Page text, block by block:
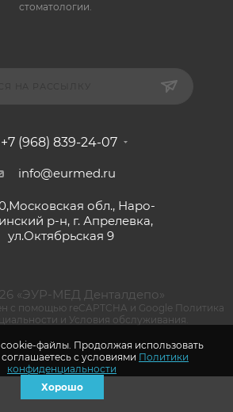
стоматологии.
+7 (968) 839-24-07
info@eurmed.ru
обл., Наро-
р-н, г. Апрелевка,
ул.Октябрьская 9
«ЭУР-МЕД Денталдепо»
с помощью reCAPTCHA и Google Политика
и Условия обслуживания
файлы. Продолжая использовать
соглашаетесь с условиями Политики
конфиденциальности
Хорошо